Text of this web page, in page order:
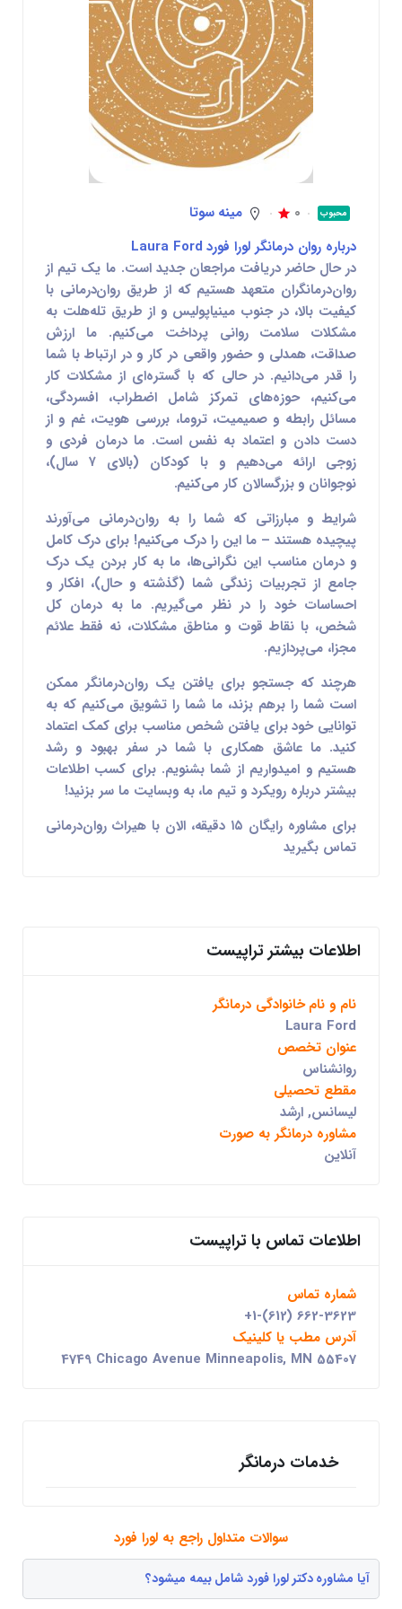
محبوب 0
مینه سوتا
درباره روان درمانگر لورا فورد Laura Ford
در حال حاضر دریافت مراجعان جدید است. ما یک تیم از
روان‌درمانگران متعهد هستیم که از طریق روان‌درمانی با
کیفیت بالا، در جنوب مینیاپولیس و از طریق تله‌هلت به
مشکلات سلامت روانی پرداخت می‌کنیم. ما ارزش
صداقت، همدلی و حضور واقعی در کار و در ارتباط با شما
را قدر می‌دانیم. در حالی که با گستره‌ای از مشکلات کار
می‌کنیم، حوزه‌های تمرکز شامل اضطراب، افسردگی،
مسائل رابطه و صمیمیت، تروما، بررسی هویت، غم و از
دست دادن و اعتماد به نفس است. ما درمان فردی و
زوجی ارائه می‌دهیم و با کودکان (بالای ۷ سال)،
نوجوانان و بزرگسالان کار می‌کنیم.
شرایط و مبارزاتی که شما را به روان‌درمانی می‌آورند
پیچیده هستند – ما این را درک می‌کنیم! برای درک کامل
و درمان مناسب این نگرانی‌ها، ما به کار بردن یک درک
جامع از تجربیات زندگی شما (گذشته و حال)، افکار و
احساسات خود را در نظر می‌گیریم. ما به درمان کل
شخص، با نقاط قوت و مناطق مشکلات، نه فقط علائم
مجزا، می‌پردازیم.
هرچند که جستجو برای یافتن یک روان‌درمانگر ممکن
است شما را برهم بزند، ما شما را تشویق می‌کنیم که به
توانایی خود برای یافتن شخص مناسب برای کمک اعتماد
کنید. ما عاشق همکاری با شما در سفر بهبود و رشد
هستیم و امیدواریم از شما بشنویم. برای کسب اطلاعات
بیشتر درباره رویکرد و تیم ما، به وبسایت ما سر بزنید!
برای مشاوره رایگان ۱۵ دقیقه، الان با هیراث روان‌درمانی
تماس بگیرید
اطلاعات بیشتر تراپیست
نام و نام خانوادگی درمانگر
Laura Ford
عنوان تخصص
روانشناس
مقطع تحصیلی
لیسانس, ارشد
مشاوره درمانگر به صورت
آنلاین
اطلاعات تماس با تراپیست
شماره تماس
+1-(612) 662-3623
آدرس مطب یا کلینیک
4749 Chicago Avenue Minneapolis, MN 55407
خدمات درمانگر
سوالات متداول راجع به لورا فورد
آیا مشاوره دکتر لورا فورد شامل بیمه میشود؟